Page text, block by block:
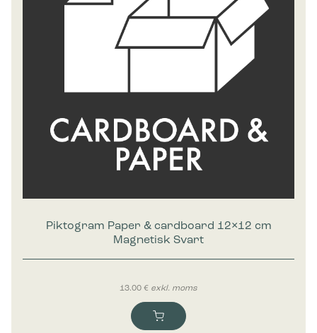
Cookies för marknadsföring används för att spåra besökare
på webbplatser. Avsikten är att visa annonser som är
relevanta och engagerande för enskilda användare, och
Piktogram Paper & cardboard 12×12 cm
Magnetisk Svart
13.00 € exkl. moms